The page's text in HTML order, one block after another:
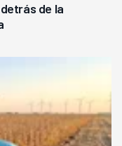
de la